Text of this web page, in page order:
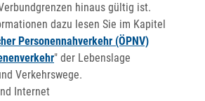
hinaus gültig ist.
dazu lesen Sie im Kapitel
Personennahverkehr (ÖPNV)
" der Lebenslage
Verkehrswege.
Internet